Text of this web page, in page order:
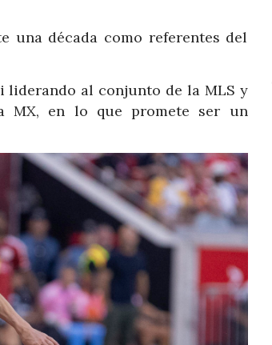
una década como referentes del
liderando al conjunto de la MLS y
MX, en lo que promete ser un